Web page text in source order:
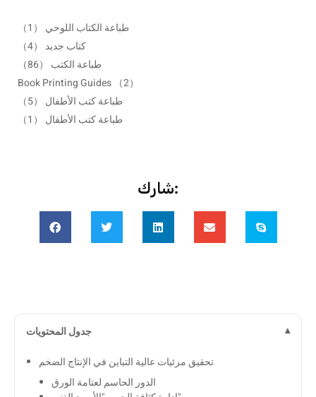
طباعة الكتاب اللوحي （1）
كتاب جديد （4）
طباعة الكتب （86）
Book Printing Guides （2）
طباعة كتب الأطفال （5）
طباعة كتب الأطفال （1）
شارك:
جدول المحتويات
تحقيق مرئيات عالية التباين في الإنتاج الضخم
الدور الحاسم لعتامة الورق